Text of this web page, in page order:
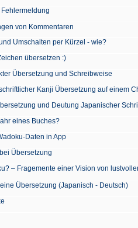
von Kommentaren
Umschalten per Kürzel - wie?
übersetzen :)
Übersetzung und Schreibweise
Kanji Übersetzung auf einem
und Deutung Japanischer
eines Buches?
Daten in App
Übersetzung
– Fragemente einer Vision von
Übersetzung (Japanisch - Deutsch)